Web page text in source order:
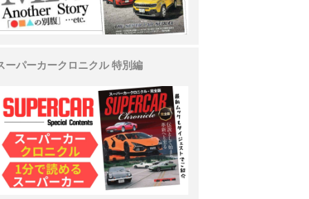
ーパーカークロニクル 特別編